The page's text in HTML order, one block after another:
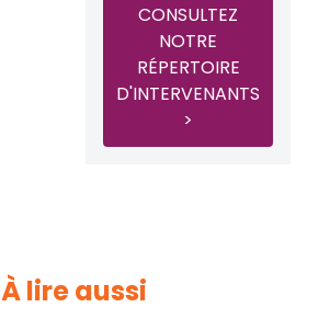
CONSULTEZ
NOTRE
RÉPERTOIRE
D'INTERVENANTS
>
À lire aussi